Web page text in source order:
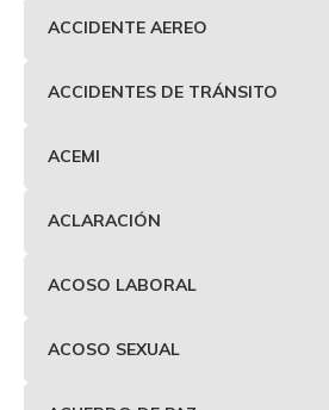
ACCIDENTE AEREO
ACCIDENTES DE TRÁNSITO
ACEMI
ACLARACIÓN
ACOSO LABORAL
ACOSO SEXUAL